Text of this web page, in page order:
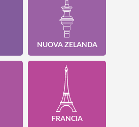
NUOVA ZELANDA
FRANCIA